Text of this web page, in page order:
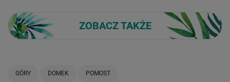
ZOBACZ TAKŻE
GÓRY DOMEK POMOST